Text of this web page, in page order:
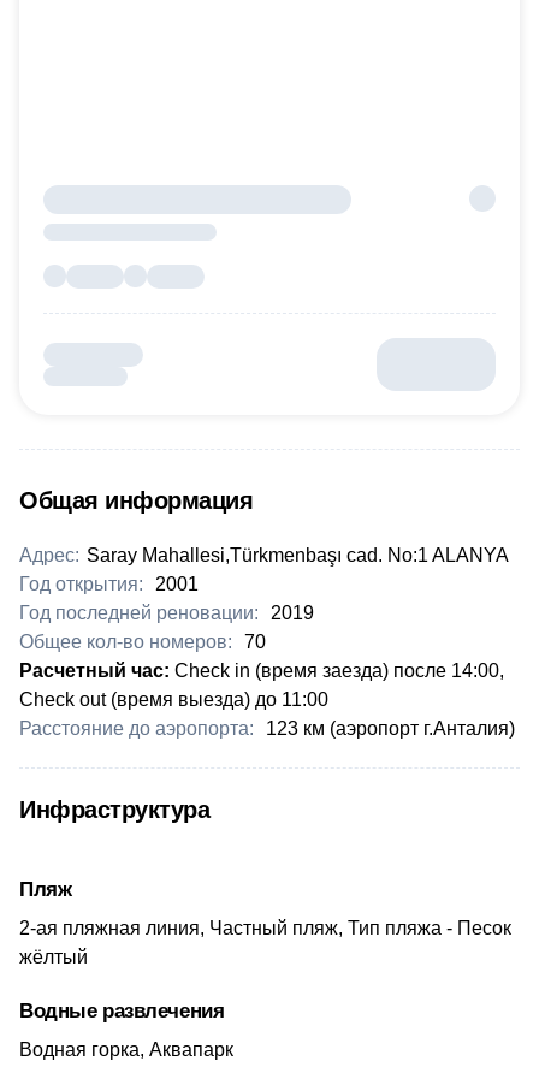
Общая информация
Адрес: Saray Mahallesi,Türkmenbaşı cad. No:1 ALANYA
Год открытия:
2001
Год последней реновации:
2019
Общее кол-во номеров:
70
Расчетный час: Cheсk in (время заезда) после 14:00,
Check out (время выезда) до 11:00
Расстояние до аэропорта:
123 км (аэропорт г.Анталия)
Инфраструктура
Пляж
2-ая пляжная линия, Частный пляж, Тип пляжа - Песок
жёлтый
Водные развлечения
Водная горка, Аквапарк